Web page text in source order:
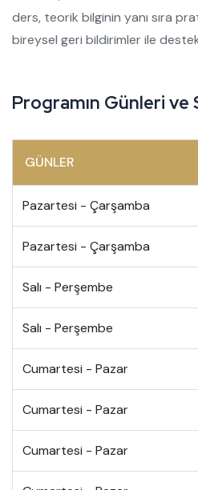
ders, teorik bilginin yanı sıra
bireysel geri bildirimler ile
Programın Günleri ve
GÜNLER
Pazartesi - Çarşamba
Pazartesi - Çarşamba
Salı - Perşembe
Salı - Perşembe
Cumartesi - Pazar
Cumartesi - Pazar
Cumartesi - Pazar